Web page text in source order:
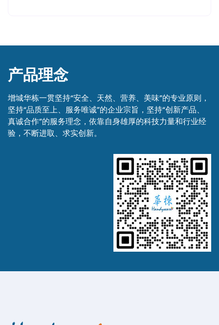
产品理念
增城华栋一贯坚持“安全、天然、营养、美味”的专业原则，
坚持“品质至上、服务唯诚”的企业宗旨，坚持“创新产品、
真诚合作”的服务理念，依靠自身雄厚的科技力量和行业经
验，不断进取、求实创新。